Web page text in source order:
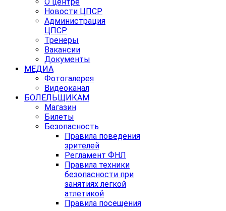
О центре
Новости ЦПСР
Администрация
ЦПСР
Тренеры
Вакансии
Документы
МЕДИА
Фотогалерея
Видеоканал
БОЛЕЛЬЩИКАМ
Магазин
Билеты
Безопасность
Правила поведения
зрителей
Регламент ФНЛ
Правила техники
безопасности при
занятиях легкой
атлетикой
Правила посещения